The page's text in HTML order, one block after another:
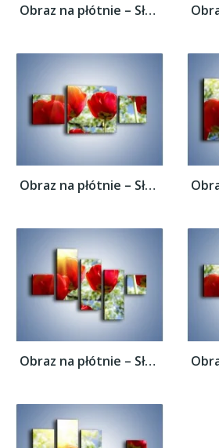
Obraz na płótnie – Słońce w kwiatowych...
Obraz na płótnie – Słońce w kwiatowych...
Obraz na płótnie – Słońce w kwiatowych...